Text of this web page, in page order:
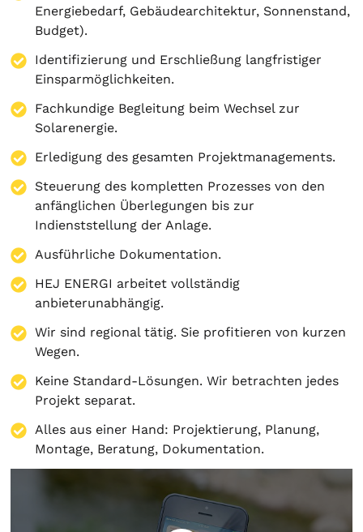
Energiebedarf, Gebäudearchitektur, Sonnenstand,
Budget).
Identifizierung und Erschließung langfristiger
Einsparmöglichkeiten.
Fachkundige Begleitung beim Wechsel zur
Solarenergie.
Erledigung des gesamten Projektmanagements.
Steuerung des kompletten Prozesses von den
anfänglichen Überlegungen bis zur
Indienststellung der Anlage.
Ausführliche Dokumentation.
HEJ ENERGI arbeitet vollständig
anbieterunabhängig.
Wir sind regional tätig. Sie profitieren von kurzen
Wegen.
Keine Standard-Lösungen. Wir betrachten jedes
Projekt separat.
Alles aus einer Hand: Projektierung, Planung,
Montage, Beratung, Dokumentation.